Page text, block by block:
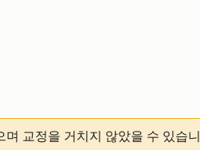
교정을 거치지 않았을 수 있습니